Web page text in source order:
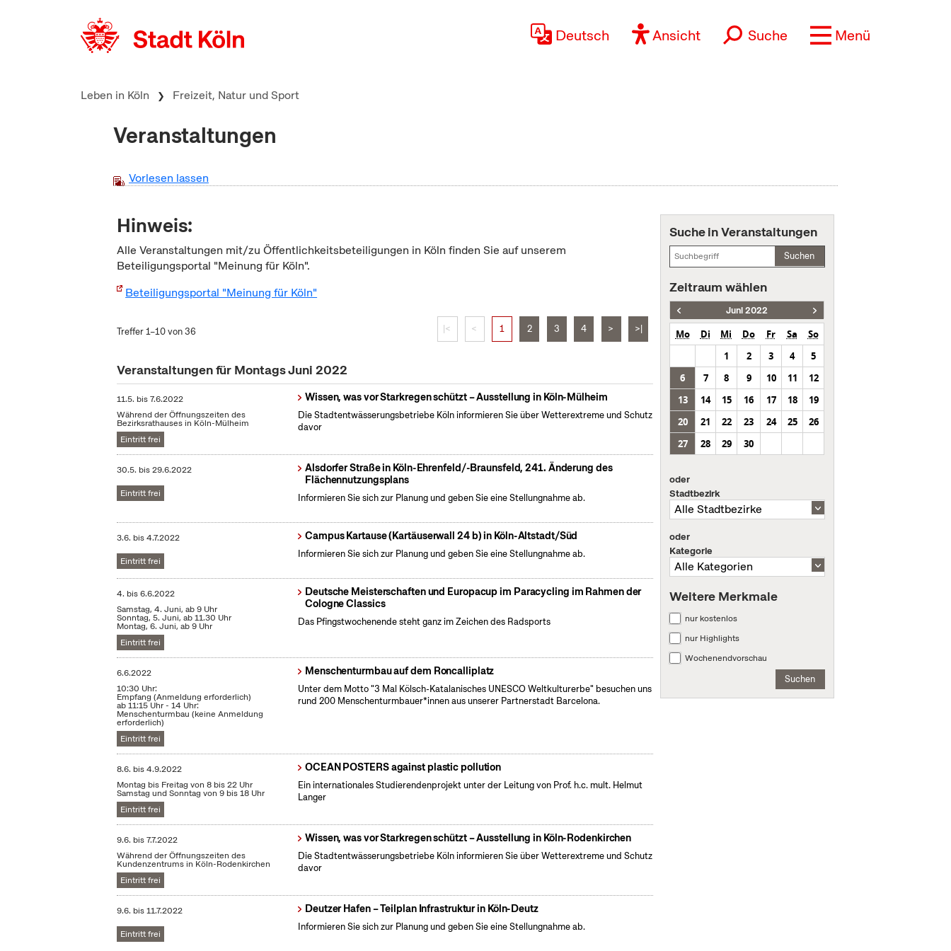
Deutsch Ansicht Suche Menü
Leben in Köln Freizeit, Natur und Sport
Veranstaltungen
Vorlesen lassen
Hinweis:
Alle Veranstaltungen mit/zu Öffentlichkeitsbeteiligungen in Köln finden Sie auf unserem
Beteiligungsportal "Meinung für Köln".
Beteiligungsportal "Meinung für Köln"
Treffer 1–10 von 36 |< < 1 2 3 4 > >|
Veranstaltungen für Montags Juni 2022
11.5. bis7.6.2022
Während der Öffnungszeiten des
Bezirksrathauses in Köln-Mülheim
Eintritt frei
Wissen, was vor Starkregen schützt – Ausstellung in Köln-Mülheim
Die Stadtentwässerungsbetriebe Köln informieren Sie über Wetterextreme und Schutz
davor
30.5. bis29.6.2022
Eintritt frei
Alsdorfer Straße in Köln-Ehrenfeld/-Braunsfeld, 241. Änderung des
Flächennutzungsplans
Informieren Sie sich zur Planung und geben Sie eine Stellungnahme ab.
3.6. bis4.7.2022
Eintritt frei
Campus Kartause (Kartäuserwall 24 b) in Köln-Altstadt/Süd
Informieren Sie sich zur Planung und geben Sie eine Stellungnahme ab.
4. bis6.6.2022
Samstag, 4. Juni, ab 9 Uhr
Sonntag, 5. Juni, ab 11.30 Uhr
Montag, 6. Juni, ab 9 Uhr
Eintritt frei
Deutsche Meisterschaften und Europacup im Paracycling im Rahmen der
Cologne Classics
Das Pfingstwochenende steht ganz im Zeichen des Radsports
6.6.2022
10:30 Uhr:
Empfang (Anmeldung erforderlich)
ab 11:15 Uhr - 14 Uhr:
Menschenturmbau (keine Anmeldung
erforderlich)
Eintritt frei
Menschenturmbau auf dem Roncalliplatz
Unter dem Motto "3 Mal Kölsch-Katalanisches UNESCO Weltkulturerbe" besuchen uns
rund 200 Menschenturmbauer*innen aus unserer Partnerstadt Barcelona.
8.6. bis4.9.2022
Montag bis Freitag von 8 bis 22 Uhr
Samstag und Sonntag von 9 bis 18 Uhr
Eintritt frei
OCEAN POSTERS against plastic pollution
Ein internationales Studierendenprojekt unter der Leitung von Prof. h.c. mult. Helmut
Langer
9.6. bis7.7.2022
Während der Öffnungszeiten des
Kundenzentrums in Köln-Rodenkirchen
Eintritt frei
Wissen, was vor Starkregen schützt – Ausstellung in Köln-Rodenkirchen
Die Stadtentwässerungsbetriebe Köln informieren Sie über Wetterextreme und Schutz
davor
9.6. bis11.7.2022
Eintritt frei
Deutzer Hafen – Teilplan Infrastruktur in Köln-Deutz
Informieren Sie sich zur Planung und geben Sie eine Stellungnahme ab.
Suche in Veranstaltungen
Suchen
Zeitraum wählen
Juni 2022
Mo Di Mi Do Fr Sa
So
1
2 3 4
5
6
7 8 9 10 11
12
13
14 15 16 17 18
19
20
21 22 23 24 25
26
27
28 29 30
oder
Stadtbezirk
oder
Kategorie
Weitere Merkmale
nur kostenlos
nur Highlights
Wochenendvorschau
Suchen